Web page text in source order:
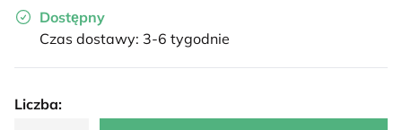
Dostępny
Czas dostawy: 3-6 tygodnie
Liczba: